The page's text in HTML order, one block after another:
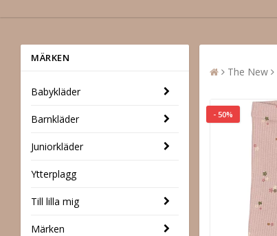
MÄRKEN
Babykläder
Barnkläder
Juniorkläder
Ytterplagg
Till lilla mig
Märken
The New
- 50%